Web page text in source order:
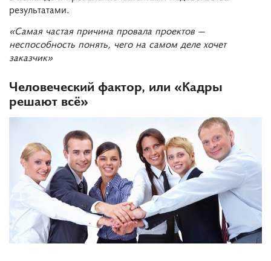
результатами.
«Самая частая причина провала проектов —
неспособность понять, чего на самом деле хочет
заказчик»
Человеческий фактор, или «Кадры
решают всё»